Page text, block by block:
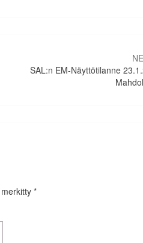
SAL:n EM-Näyttötilanne
*